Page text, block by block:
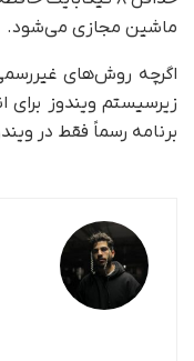
ماشین مجازی می‌شود.
اگرچه روش‌های
برنامه رسماً فقط در ویندوز ۱۱ پشتیبانی